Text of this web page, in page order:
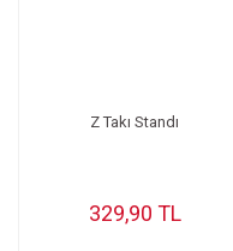
Z Takı Standı
329,90 TL